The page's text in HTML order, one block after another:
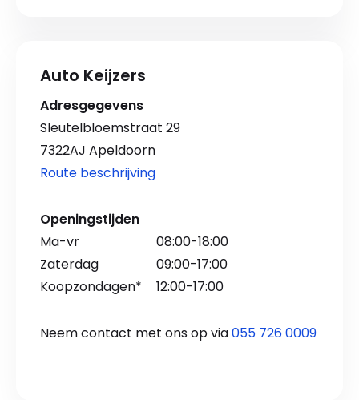
Auto Keijzers
Adresgegevens
Sleutelbloemstraat 29
7322AJ Apeldoorn
Route beschrijving
Openingstijden
Ma-vr
08:00-18:00
Zaterdag
09:00-17:00
Koopzondagen*
12:00-17:00
Neem contact met ons op via055 726 0009